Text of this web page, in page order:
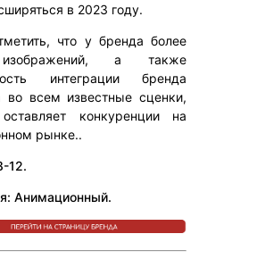
в 2023 году.
что у бренда более
а также
интеграции бренда
во всем известные сценки,
конкуренции на
рынке..
12.
Анимационный.